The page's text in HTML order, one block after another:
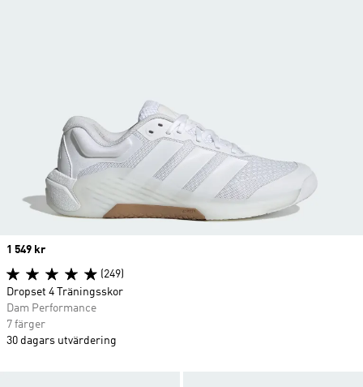
Price
1 549 kr
(249)
Dropset 4 Träningsskor
Dam Performance
7 färger
30 dagars utvärdering